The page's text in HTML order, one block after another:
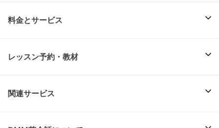
料金とサービス
レッスン予約・教材
関連サービス